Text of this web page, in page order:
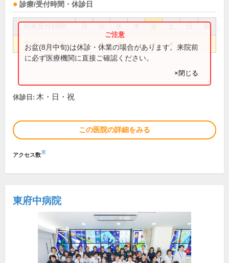
診療/受付時間・休診日
祝
9:00～12:00 ● ● ● ●
お盆(8月中旬)は休診・休業の場合があります。来院前
に必ず医療機関に直接ご確認ください。
×閉じる
休診日: 木・日・祝
この医院の詳細をみる
アクセス数※
東府中病院